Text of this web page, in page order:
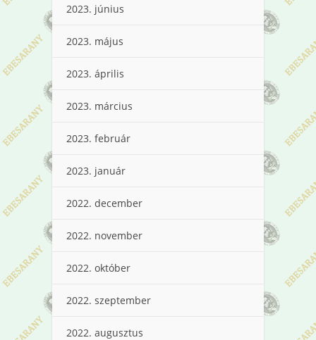
2023. június
2023. május
2023. április
2023. március
2023. február
2023. január
2022. december
2022. november
2022. október
2022. szeptember
2022. augusztus